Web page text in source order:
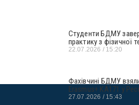
Студенти БДМУ
практику з фізичної
22.07.2026 15:20
Фахівчині БДМУ
Erasmus+ KA171 у
27.07.2026 15:43